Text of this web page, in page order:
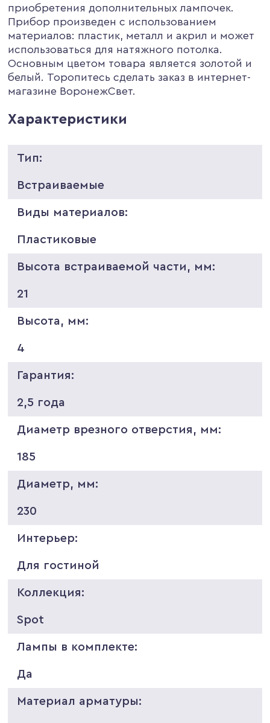
приобретения дополнительных лампочек.
Прибор произведен с использованием
материалов: пластик, металл и акрил и может
использоваться для натяжного потолка.
Основным цветом товара является золотой и
белый. Торопитесь сделать заказ в интернет-
магазине ВоронежСвет.
Характеристики
Тип:
Встраиваемые
Виды материалов:
Пластиковые
Высота встраиваемой части, мм:
21
Высота, мм:
4
Гарантия:
2,5 года
Диаметр врезного отверстия, мм:
185
Диаметр, мм:
230
Интерьер:
Для гостиной
Коллекция:
Spot
Лампы в комплекте:
Да
Материал арматуры: